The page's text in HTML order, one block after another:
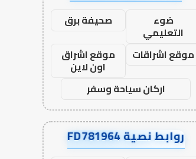
ضوء
التعليمي
صحيفة برق
موقع اشراقات
موقع اشراق
اون لاين
اركان سياحة وسفر
روابط نصية FD781964